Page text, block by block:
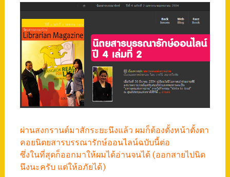
ผ่านสงกรานต์มาสักระยะนึงแล้ว ผมก็ต้องตั้งหน้าตั้งตา
คอยนิตยสารบรรณารักษ์ออนไลน์ฉบับนี้ต่อ
ซึ่งในที่สุดก็ออกมาให้ผมได้อ่านจนได้ (ออกสายไปนิด
นึงนะครับ แต่ให้อภัยได้)